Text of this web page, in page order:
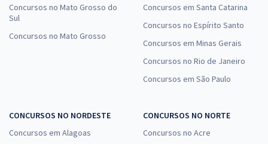
Concursos no Mato Grosso do
Sul
Concursos no Mato Grosso
Concursos em Santa Catarina
Concursos no Espírito Santo
Concursos em Minas Gerais
Concursos no Rio de Janeiro
Concursos em São Paulo
CONCURSOS NO NORDESTE
Concursos em Alagoas
CONCURSOS NO NORTE
Concursos no Acre